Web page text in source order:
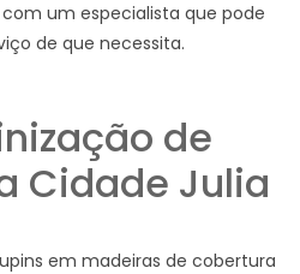
um especialista que pode
de que necessita.
de
Cidade Julia
em madeiras de cobertura